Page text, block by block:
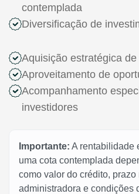
contemplada
Diversificação de
Aquisição estratégica
Aproveitamento de
Acompanhamento
investidores
Importante: A rentabilidade
uma cota contemplada
como valor do crédito,
administradora e condições